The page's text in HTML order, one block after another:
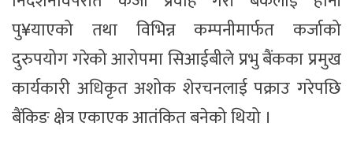
पु¥याएको तथा विभिन्न कम्पनीमार्फत कर्जाको
दुरुपयोग गरेको आरोपमा सिआईबीले प्रभु बैंकका प्रमुख
कार्यकारी अधिकृत अशोक शेरचनलाई पक्राउ गरेपछि
बैंकिङ क्षेत्र एकाएक आतंकित बनेको थियो ।